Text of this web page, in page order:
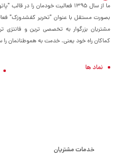
ما از سال ۱۳۹۵ فعالیت خودمان را در
بصورت مستقل با عنوان "تحریر کفشدوزک"
مشتریان بزرگوار به تخصصی ترین و فانتزی
کماکان راه خود یعنی، خدمت به هموطنانمان را
نماد ها
خدمات مشتریان